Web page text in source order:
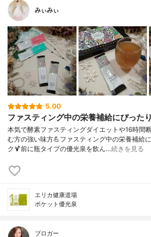
みぃみぃ
5.00
ファスティング中の栄養補給にぴった
本気で酵素ファスティングダイエットや16時間
む方の強い味方💪ファスティング中の栄養補給
ク🍹前に瓶タイプの優光泉を飲ん…続きを見る
エリカ健康道場
ポケット優光泉
ブロガー